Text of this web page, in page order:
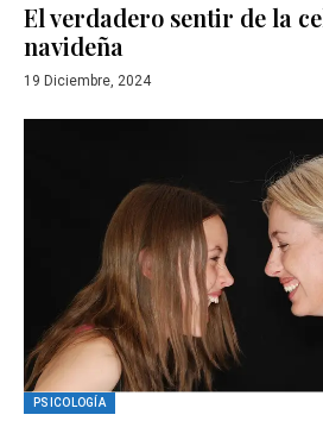
El verdadero sentir de la
navideña
19 Diciembre, 2024
PSICOLOGÍA